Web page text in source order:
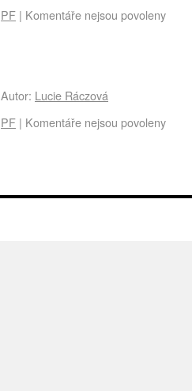
PF | Komentáře nejsou povoleny
Autor: Lucie Ráczová
PF | Komentáře nejsou povoleny